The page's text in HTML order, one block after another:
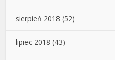
sierpień 2018 (52)
lipiec 2018 (43)